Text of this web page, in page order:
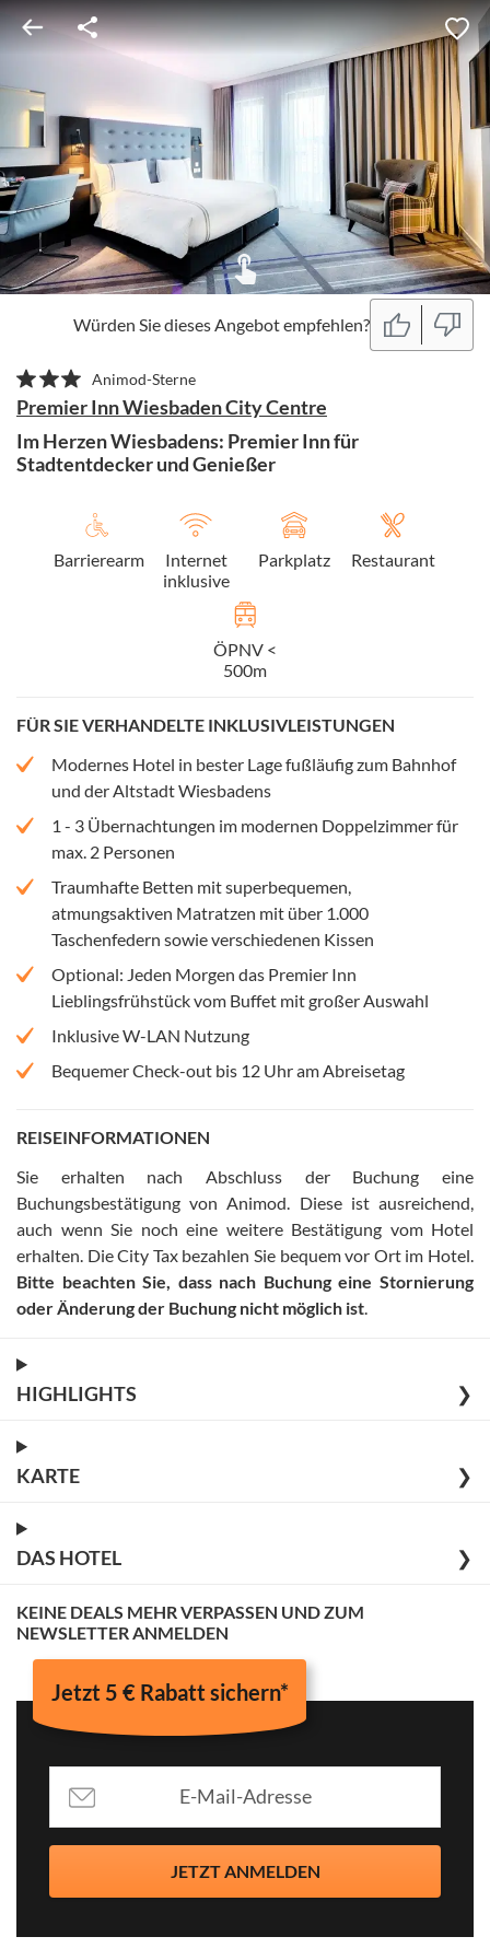
Würden Sie dieses Angebot empfehlen?
Animod-Sterne
Premier Inn Wiesbaden City Centre
Im Herzen Wiesbadens: Premier Inn für
Stadtentdecker und Genießer
Barrierearm
Internet
inklusive
Parkplatz Restaurant
ÖPNV <
500m
FÜR SIE VERHANDELTE INKLUSIVLEISTUNGEN
Modernes Hotel in bester Lage fußläufig zum Bahnhof
und der Altstadt Wiesbadens
1 - 3 Übernachtungen im modernen Doppelzimmer für
max. 2 Personen
Traumhafte Betten mit superbequemen,
atmungsaktiven Matratzen mit über 1.000
Taschenfedern sowie verschiedenen Kissen
Optional: Jeden Morgen das Premier Inn
Lieblingsfrühstück vom Buffet mit großer Auswahl
Inklusive W-LAN Nutzung
Bequemer Check-out bis 12 Uhr am Abreisetag
REISEINFORMATIONEN
Sie erhalten nach Abschluss der Buchung eine
Buchungsbestätigung von Animod. Diese ist ausreichend,
auch wenn Sie noch eine weitere Bestätigung vom Hotel
erhalten Die City Tax bezahlen Sie bequem vor Ort im Hotel
Bitte beachten Sie, dass nach Buchung eine Stornierung
oder Änderung der Buchung nicht möglich ist
HIGHLIGHTS ❯
KARTE ❯
DAS HOTEL ❯
KEINE DEALS MEHR VERPASSEN UND ZUM
NEWSLETTER ANMELDEN
Jetzt 5 € Rabatt sichern*
JETZT ANMELDEN